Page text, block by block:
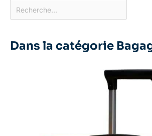
Dans la catégorie